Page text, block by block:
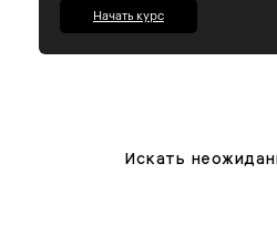
Начать курс
Искать